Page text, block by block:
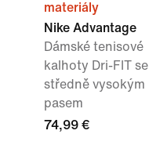
materiály
Nike Advantage
Dámské tenisové
kalhoty Dri-FIT se
středně vysokým
pasem
74,99 €